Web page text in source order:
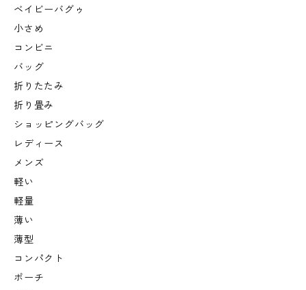
ベイビーバグゥ
小さめ
コンビニ
バッグ
折りたたみ
折り畳み
ショッピングバッグ
レディース
メンズ
軽い
軽量
薄い
薄型
コンパクト
ポーチ